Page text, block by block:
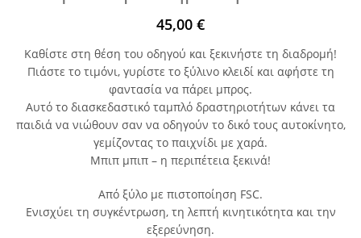
45,00 €
Καθίστε στη θέση του οδηγού και ξεκινήστε τη διαδρομή!
Πιάστε το τιμόνι, γυρίστε το ξύλινο κλειδί και αφήστε τη
φαντασία να πάρει μπρος.
Αυτό το διασκεδαστικό ταμπλό δραστηριοτήτων κάνει τα
παιδιά να νιώθουν σαν να οδηγούν το δικό τους αυτοκίνητο,
γεμίζοντας το παιχνίδι με χαρά.
Μπιπ μπιπ – η περιπέτεια ξεκινά!
Από ξύλο με πιστοποίηση FSC.
Ενισχύει τη συγκέντρωση, τη λεπτή κινητικότητα και την
εξερεύνηση.